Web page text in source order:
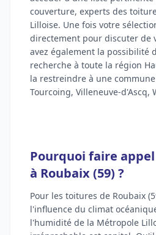
couverture, experts des
Lilloise. Une fois votre
directement pour discuter de
avez également la possibilité
recherche à toute la région
la restreindre à une
Tourcoing, Villeneuve-d'Ascq,
Pourquoi faire
à Roubaix (59) ?
Pour les toitures de Roubaix
l'influence du climat
l'humidité de la Métropole